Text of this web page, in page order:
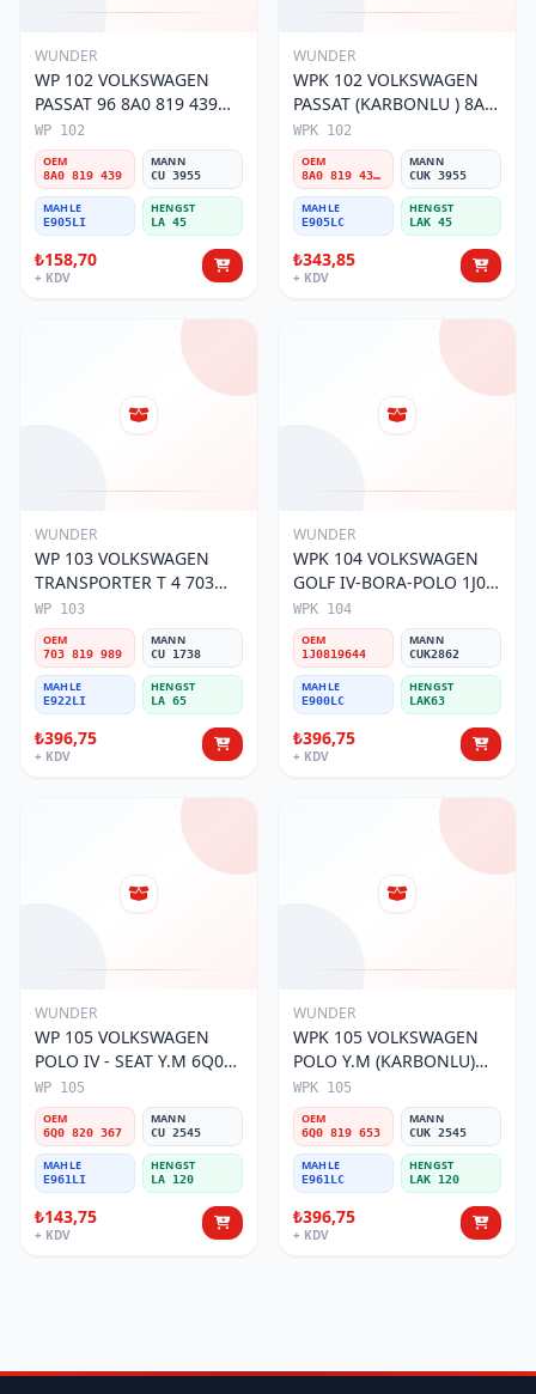
WUNDER
WP 102 VOLKSWAGEN
PASSAT 96 8A0 819 439
Polen Filtresi
WP 102
OEM
8A0 819 439
MANN
CU 3955
MAHLE
E905LI
HENGST
LA 45
₺158,70
+ KDV
WUNDER
WPK 102 VOLKSWAGEN
PASSAT (KARBONLU ) 8A0
819 439B Polen Filtresi
WPK 102
OEM
8A0 819 439B
MANN
CUK 3955
MAHLE
E905LC
HENGST
LAK 45
₺343,85
+ KDV
WUNDER
WP 103 VOLKSWAGEN
TRANSPORTER T 4 703
819 989 Polen Filtresi
WP 103
OEM
703 819 989
MANN
CU 1738
MAHLE
E922LI
HENGST
LA 65
₺396,75
+ KDV
WUNDER
WPK 104 VOLKSWAGEN
GOLF IV-BORA-POLO 1J0
819 644 Polen Filtresi
WPK 104
OEM
1J0819644
MANN
CUK2862
MAHLE
E900LC
HENGST
LAK63
₺396,75
+ KDV
WUNDER
WP 105 VOLKSWAGEN
POLO IV - SEAT Y.M 6Q0
820 367 Polen Filtresi
WP 105
OEM
6Q0 820 367
MANN
CU 2545
MAHLE
E961LI
HENGST
LA 120
₺143,75
+ KDV
WUNDER
WPK 105 VOLKSWAGEN
POLO Y.M (KARBONLU)
6Q0 819 653 Polen Filtresi
WPK 105
OEM
6Q0 819 653
MANN
CUK 2545
MAHLE
E961LC
HENGST
LAK 120
₺396,75
+ KDV